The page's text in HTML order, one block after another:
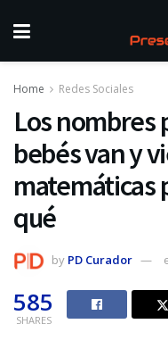
Home Redes Sociales
Los nombres
bebés van y
matemáticas
qué
by PD Curador
585
SHARES